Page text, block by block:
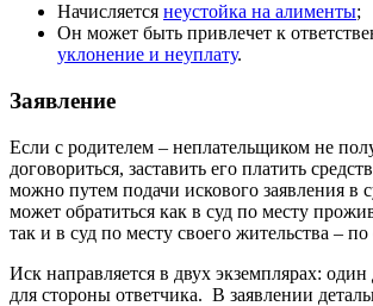
Начисляется неустойка на алименты;
Он может быть привлечет к
уклонение и неуплату.
Заявление
Если с родителем – неплательщиком не
договориться, заставить его платить
можно путем подачи искового заявления в
может обратиться как в суд по месту
так и в суд по месту своего жительства –
Иск направляется в двух экземплярах: один
для стороны ответчика. В заявлении